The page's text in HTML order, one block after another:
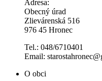
Adresa:
Obecný úrad
Zlievárenská 516
976 45 Hronec
Tel.: 048/6710401
Email:
O obci